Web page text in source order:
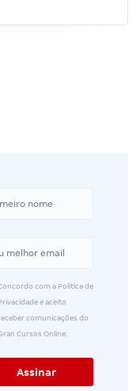
com a Política de
e aceito
comunicações do
Cursos Online.